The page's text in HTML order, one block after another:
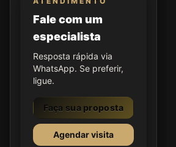
Fale com um
especialista
Resposta rápida via
WhatsApp. Se preferir,
ligue.
Faça sua proposta
Agendar visita